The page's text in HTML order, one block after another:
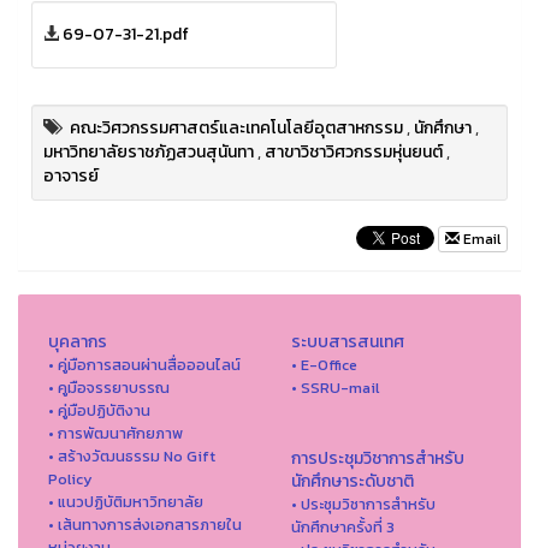
69-07-31-21.pdf
คณะวิศวกรรมศาสตร์และเทคโนโลยีอุตสาหกรรม,นักศึกษา,
มหาวิทยาลัยราชภัฏสวนสุนันทา,สาขาวิชาวิศวกรรมหุ่นยนต์,
อาจารย์
Email
บุคลากร
• คู่มือการสอนผ่านสื่อออนไลน์
• คูมือจรรยาบรรณ
• คู่มือปฏิบัติงาน
• การพัฒนาศักยภาพ
• สร้างวัฒนธรรม No Gift
Policy
• แนวปฏิบัติมหาวิทยาลัย
• เส้นทางการส่งเอกสารภายใน
ระบบสารสนเทศ
• E-Office
• SSRU-mail
การประชุมวิชาการสำหรับ
นักศึกษาระดับชาติ
• ประชุมวิชาการสำหรับ
นักศึกษาครั้งที่ 3